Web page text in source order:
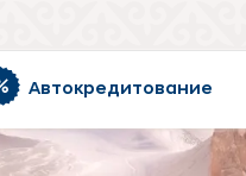
Автокредитование